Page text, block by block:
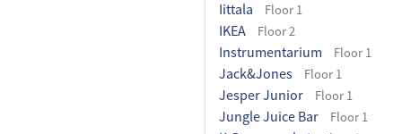
Iittala Floor 1
IKEA Floor 2
Instrumentarium Floor 1
Jack&Jones Floor 1
Jesper Junior Floor 1
Jungle Juice Bar Floor 1